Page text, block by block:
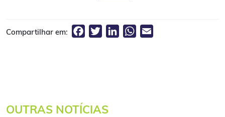
Compartilhar em: FacebookTwitterLinkedInWhatsApp
OUTRAS NOTÍCIAS